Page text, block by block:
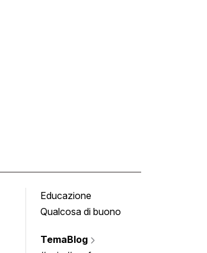
Educazione
Qualcosa di buono
TemaBlog